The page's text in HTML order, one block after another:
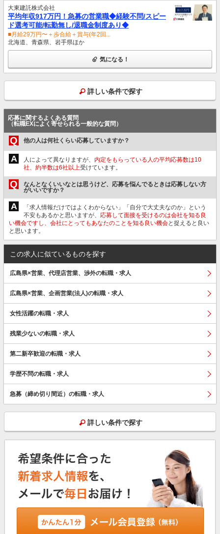
大東建託株式会社
平均年収917万円！急募の営業職◆経験不問/スピー
ド選考可能/転勤無し/退職金制度あり◆
■月給29万円〜＋歩合給＋賞与(年2回...
北海道、青森県、岩手県ほか
気になる！
詳しい条件で探す
応募に関するよくある質問
（転職EXによく寄せられる一般的な質問）
Q 他の人は何社くらい応募していますか？
A 人によって異なりますが、 内定をもらっている人の平均応募数は10
社、約半数は6社以上受けています。
Q
なんとなくいいなとは思うけど、応募を悩んでるときは応募しない方
がいいですか？
A
「求人情報だけではよくわからない」「自分で大丈夫なのか」という
不安もあるかと思いますが、 応募して面接を受けるのは会社を知る良
い機会ですし、会社にとってもあなたのことを知る良い機会と捉えると良い
と思います。
この求人に似ているものを探す
広島県×営業、代理店営業、渉外の転職・求人
広島県×営業、企画営業(法人)の転職・求人
女性活躍の転職・求人
残業少ないの転職・求人
第二新卒歓迎の転職・求人
学歴不問の転職・求人
急募（締め切り間近）の転職・求人
詳しい条件で探す